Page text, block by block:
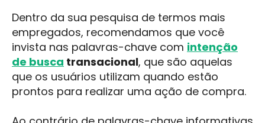
Dentro da sua pesquisa de termos mais
empregados, recomendamos que você
invista nas palavras-chave com intenção
de busca transacional, que são aquelas
que os usuários utilizam quando estão
prontos para realizar uma ação de compra.